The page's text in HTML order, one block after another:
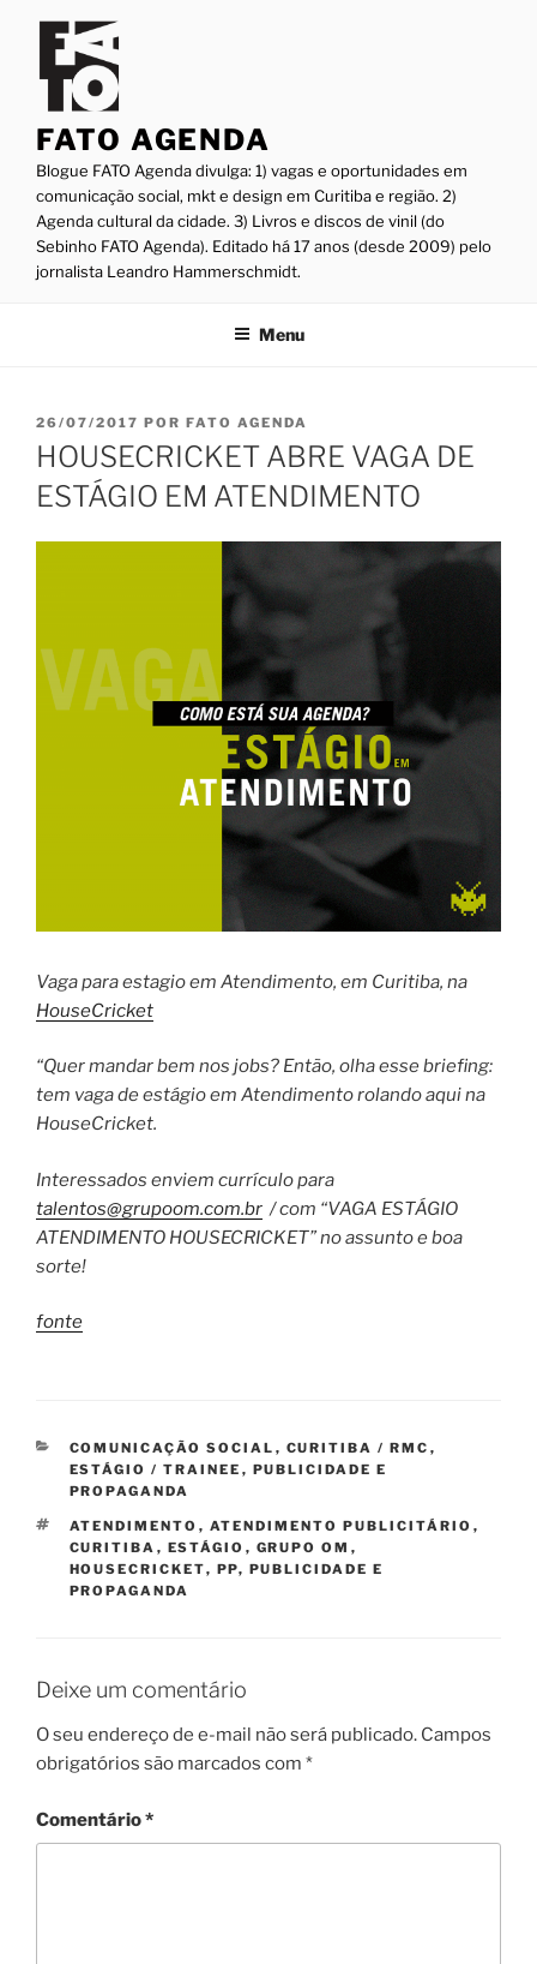
conteúdo
FATO AGENDA
Blogue FATO Agenda divulga: 1) vagas e oportunidades em
comunicação social, mkt e design em Curitiba e região. 2)
Agenda cultural da cidade. 3) Livros e discos de vinil (do
Sebinho FATO Agenda). Editado há 17 anos (desde 2009) pelo
jornalista Leandro Hammerschmidt.
Menu
PUBLICADO
EM
26/07/2017 POR FATO AGENDA
HOUSECRICKET ABRE VAGA DE
ESTÁGIO EM ATENDIMENTO
Vaga para estagio em Atendimento, em Curitiba, na
HouseCricket
“Quer mandar bem nos jobs? Então, olha esse briefing:
tem vaga de estágio em Atendimento rolando aqui na
HouseCricket.
Interessados enviem currículo para
talentos@grupoom.com.br / com “VAGA ESTÁGIO
ATENDIMENTO HOUSECRICKET” no assunto e boa
sorte!
fonte
CATEGORIAS
COMUNICAÇÃO SOCIAL , CURITIBA / RMC ,
ESTÁGIO / TRAINEE , PUBLICIDADE E
PROPAGANDA
TAGS
ATENDIMENTO , ATENDIMENTO PUBLICITÁRIO ,
CURITIBA , ESTÁGIO , GRUPO OM ,
HOUSECRICKET, PP, PUBLICIDADE E
PROPAGANDA
Deixe um comentário
O seu endereço de e-mail não será publicado. Campos
obrigatórios são marcados com *
Comentário*